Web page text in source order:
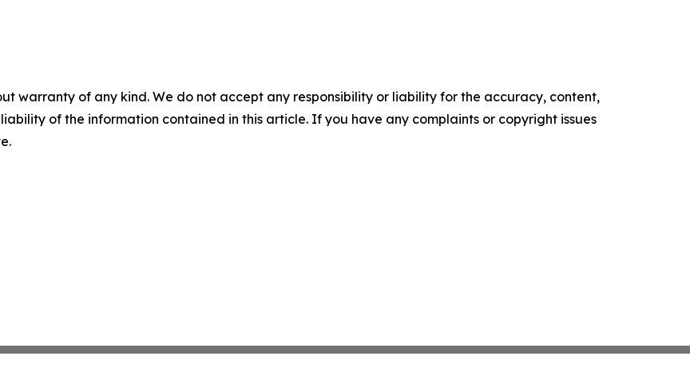
warranty of any kind. We do not accept any responsibility or liability for the accuracy, content,
of the information contained in this article. If you have any complaints or copyright issues